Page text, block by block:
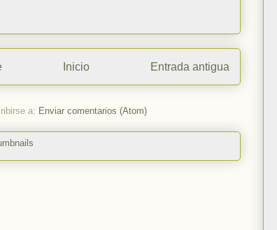
Entrada antigua
Inicio
a: Enviar comentarios (Atom)